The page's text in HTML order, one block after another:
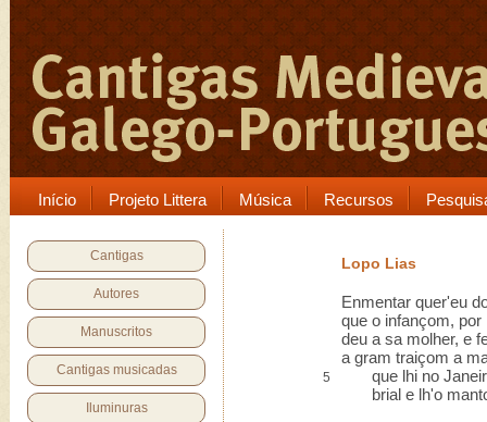
Início Projeto Littera Música Recursos
Cantigas
Autores
Manuscritos
Cantigas musicadas
Iluminuras
Lopo Lias
Enmentar quer'eu
que o infançom, por
deu a sa molher, e
a gram traiçom a
5
que lhi no
brial e lh'o